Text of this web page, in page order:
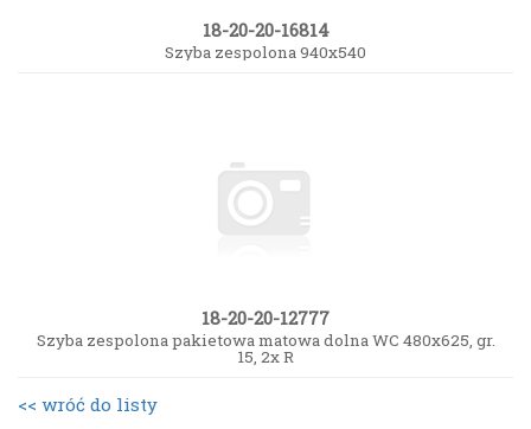
18-20-20-16814
Szyba zespolona 940x540
18-20-20-12777
Szyba zespolona pakietowa matowa dolna WC 480x625, gr.
15, 2x R
<< wróć do listy